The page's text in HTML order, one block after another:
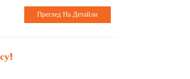
Преглед На Детайли